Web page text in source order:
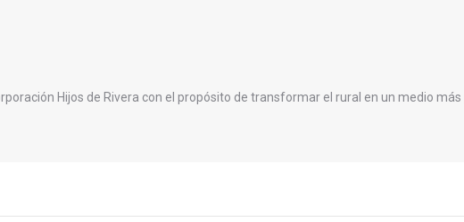
Hijos de Rivera con el propósito de transformar el rural en un medio